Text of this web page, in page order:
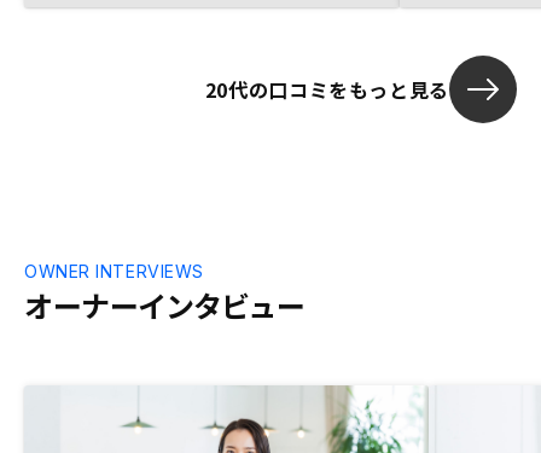
20代の口コミをもっと見る
オーナーインタビュー
OWNER INTERVIEWS